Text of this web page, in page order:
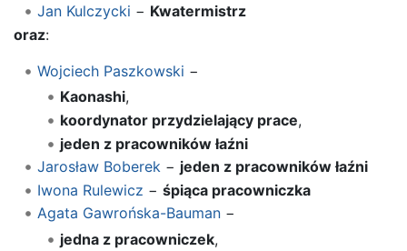
Jan Kulczycki − Kwatermistrz
oraz:
Wojciech Paszkowski −
Kaonashi,
koordynator przydzielający prace,
jeden z pracowników łaźni
Jarosław Boberek− jeden z pracowników łaźni
Iwona Rulewicz − śpiąca pracowniczka
Agata Gawrońska-Bauman−
jedna z pracowniczek,